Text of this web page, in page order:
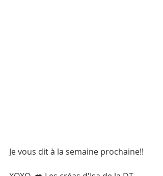
Je vous dit à la semaine prochaine!!